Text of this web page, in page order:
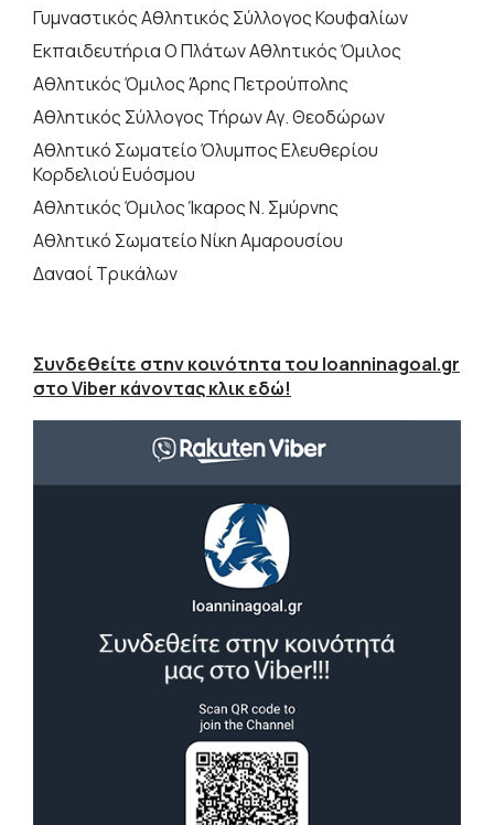
Γυμναστικός Αθλητικός Σύλλογος Κουφαλίων
Εκπαιδευτήρια Ο Πλάτων Αθλητικός Όμιλος
Αθλητικός Όμιλος Άρης Πετρούπολης
Αθλητικός Σύλλογος Τήρων Αγ. Θεοδώρων
Αθλητικό Σωματείο Όλυμπος Ελευθερίου
Κορδελιού Ευόσμου
Αθλητικός Όμιλος Ίκαρος Ν. Σμύρνης
Αθλητικό Σωματείο Νίκη Αμαρουσίου
Δαναοί Τρικάλων
Συνδεθείτε στην κοινότητα του Ioanninagoal.gr
στο Viber κάνοντας κλικ εδώ!